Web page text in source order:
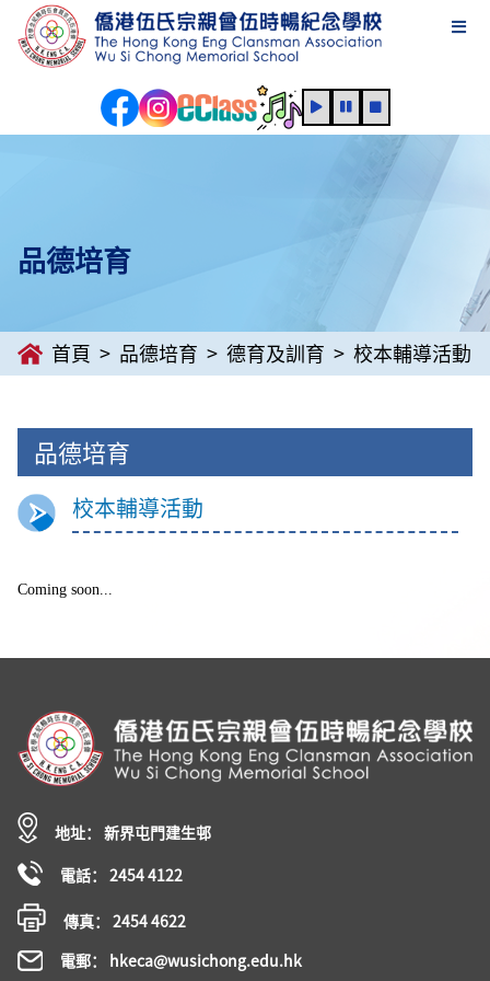
品德培育
首頁 品德培育 德育及訓育 校本輔導活動
品德培育
校本輔導活動
Coming soon...
地址： 新界屯門建生邨
電話： 2454 4122
傳真： 2454 4622
電郵： hkeca@wusichong.edu.hk